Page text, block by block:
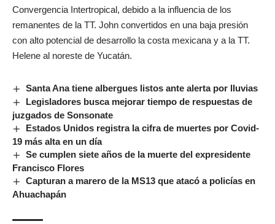
Convergencia Intertropical, debido a la influencia de los
remanentes de la TT. John convertidos en una baja presión
con alto potencial de desarrollo la costa mexicana y a la TT.
Helene al noreste de Yucatán.
Santa Ana tiene albergues listos ante alerta por lluvias
Legisladores busca mejorar tiempo de respuestas de
juzgados de Sonsonate
Estados Unidos registra la cifra de muertes por Covid-
19 más alta en un día
Se cumplen siete años de la muerte del expresidente
Francisco Flores
Capturan a marero de la MS13 que atacó a policías en
Ahuachapán